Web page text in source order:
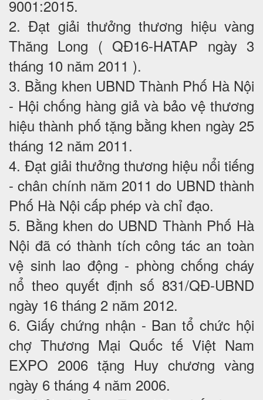
9001:2015.
2. Đạt giải thưởng thương hiệu vàng
Thăng Long ( QĐ16-HATAP ngày 3
tháng 10 năm 2011 ).
3. Bằng khen UBND Thành Phố Hà Nội
- Hội chống hàng giả và bảo vệ thương
hiệu thành phố tặng bằng khen ngày 25
tháng 12 năm 2011.
4. Đạt giải thưởng thương hiệu nổi tiếng
- chân chính năm 2011 do UBND thành
Phố Hà Nội cấp phép và chỉ đạo.
5. Bằng khen do UBND Thành Phố Hà
Nội đã có thành tích công tác an toàn
vệ sinh lao động - phòng chống cháy
nổ theo quyết định số 831/QĐ-UBND
ngày 16 tháng 2 năm 2012.
6. Giấy chứng nhận - Ban tổ chức hội
chợ Thương Mại Quốc tế Việt Nam
EXPO 2006 tặng Huy chương vàng
ngày 6 tháng 4 năm 2006.